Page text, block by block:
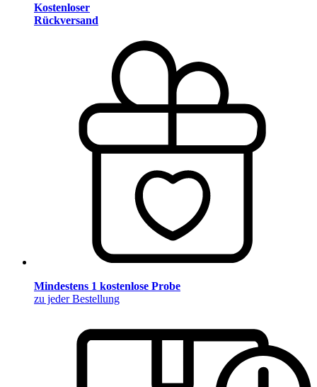
Kostenloser
Rückversand
Mindestens 1 kostenlose Probe
zu jeder Bestellung